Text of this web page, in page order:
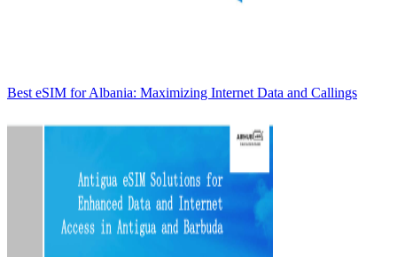
Best eSIM for Albania: Maximizing Internet Data and Callings